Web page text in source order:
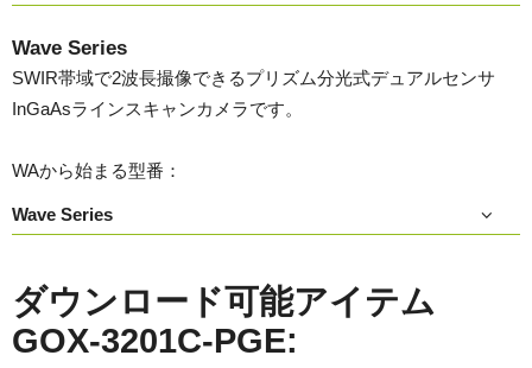
Wave Series
SWIR帯域で2波長撮像できるプリズム分光式デュアルセンサ
InGaAsラインスキャンカメラです。
WAから始まる型番：
Wave Series
ダウンロード可能アイテム
GOX-3201C-PGE: